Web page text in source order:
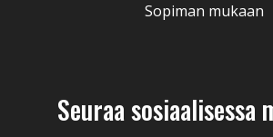
Sopiman mukaan
Seuraa sosiaalisessa